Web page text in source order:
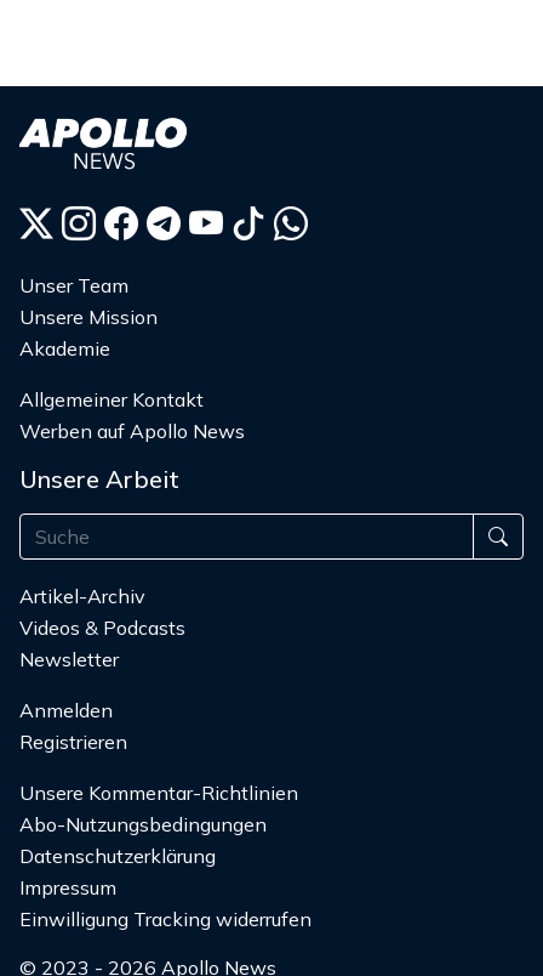
Unser Team
Unsere Mission
Akademie
Allgemeiner Kontakt
Werben auf Apollo News
Unsere Arbeit
Artikel-Archiv
Videos & Podcasts
Newsletter
Anmelden
Registrieren
Unsere Kommentar-Richtlinien
Abo-Nutzungsbedingungen
Datenschutzerklärung
Impressum
Einwilligung Tracking widerrufen
© 2023 - 2026 Apollo News